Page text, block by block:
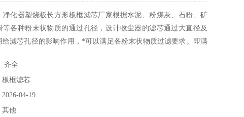
净化器塑烧板长方形板框滤芯厂家根据水泥、粉煤灰、石粉、矿
等各种粉末状物质的通过孔径，设计收尘器的滤芯通过大直径及
给滤芯孔径的影响作用，*可以满足各粉末状物质过滤要求。即满
有体积小，结构紧凑等优点。选用进口过滤材料-14只滤芯
齐全
板框滤芯
04-19
其他